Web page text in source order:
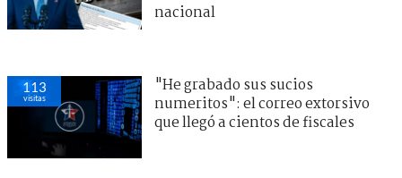
nacional
113
visitas
"He grabado sus sucios
numeritos": el correo extorsivo
que llegó a cientos de fiscales